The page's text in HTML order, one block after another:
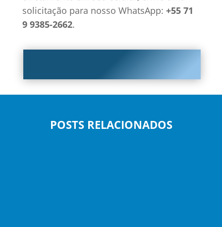
solicitação para nosso WhatsApp: +55 71
9 9385-2662.
POSTS RELACIONADOS